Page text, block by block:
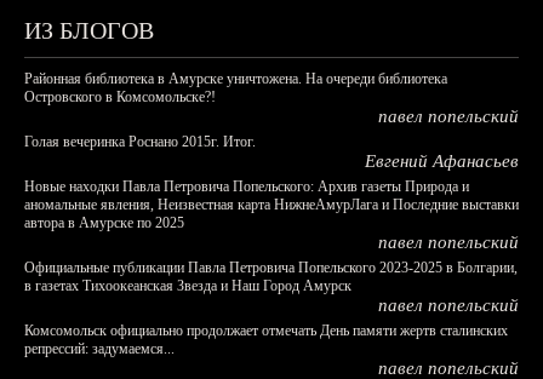
ИЗ БЛОГОВ
Районная библиотека в Амурске уничтожена. На очереди библиотека
Островского в Комсомольске?!
павел попельский
Голая вечеринка Роснано 2015г. Итог.
Евгений Афанасьев
Новые находки Павла Петровича Попельского: Архив газеты Природа и
аномальные явления, Неизвестная карта НижнеАмурЛага и Последние выставки
автора в Амурске по 2025
павел попельский
Официальные публикации Павла Петровича Попельского 2023-2025 в Болгарии,
в газетах Тихоокеанская Звезда и Наш Город Амурск
павел попельский
Комсомольск официально продолжает отмечать День памяти жертв сталинских
репрессий: задумаемся...
павел попельский